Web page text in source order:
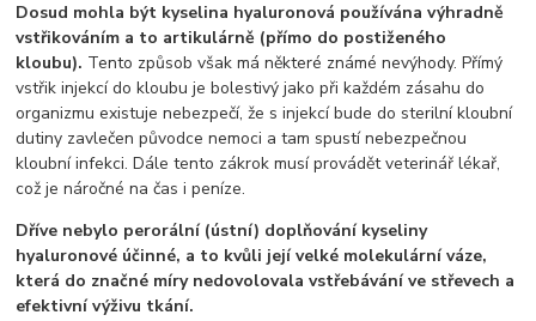
Dosud mohla být kyselina hyaluronová používána výhradně
vstřikováním a to artikulárně (přímo do postiženého
kloubu). Tento způsob však má některé známé nevýhody. Přímý
vstřik injekcí do kloubu je bolestivý jako při každém zásahu do
organizmu existuje nebezpečí, že s injekcí bude do sterilní kloubní
dutiny zavlečen původce nemoci a tam spustí nebezpečnou
kloubní infekci. Dále tento zákrok musí provádět veterinář lékař,
což je náročné na čas i peníze.
Dříve nebylo perorální (ústní) doplňování kyseliny
hyaluronové účinné, a to kvůli její velké molekulární váze,
která do značné míry nedovolovala vstřebávání ve střevech a
efektivní výživu tkání.